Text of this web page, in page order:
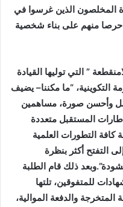
المخلصون الذين غرسوا في
حرصا منهم على بناء شخصية
” التي توليها القيادة
التكوينية، “ما مكننا– يضيف
وأحسن صورة، مساهمين
المستقبل متعددة
كافة التطورات العلمية
التفتح أكثر بنظرة
ذلك قام الطلبة
للمتفوقين، تلتها
والدفعة الموالية،